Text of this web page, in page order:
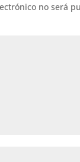
no será